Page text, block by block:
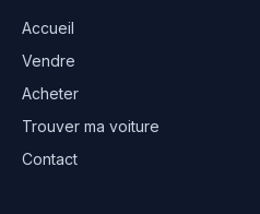
Accueil
Vendre
Acheter
Trouver ma voiture
Contact